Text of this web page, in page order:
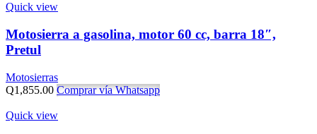
Quick view
Motosierra a gasolina, motor 60 cc, barra 18″,
Pretul
Motosierras
Q1,855.00 Comprar vía Whatsapp
Quick view